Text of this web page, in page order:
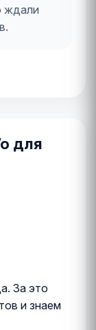
ждали
для
За это
и знаем